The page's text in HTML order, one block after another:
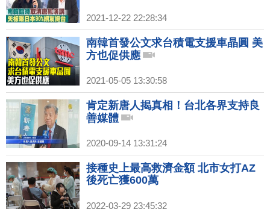
2021-12-22 22:28:34
南韓首發公文求台積電支援車晶圓 美
方也促供應
2021-05-05 13:30:58
肯定新唐人揭真相！台北各界支持良
善媒體
2020-09-14 13:31:24
接種史上最高救濟金額 北市女打AZ
後死亡獲600萬
2022-03-29 23:45:32